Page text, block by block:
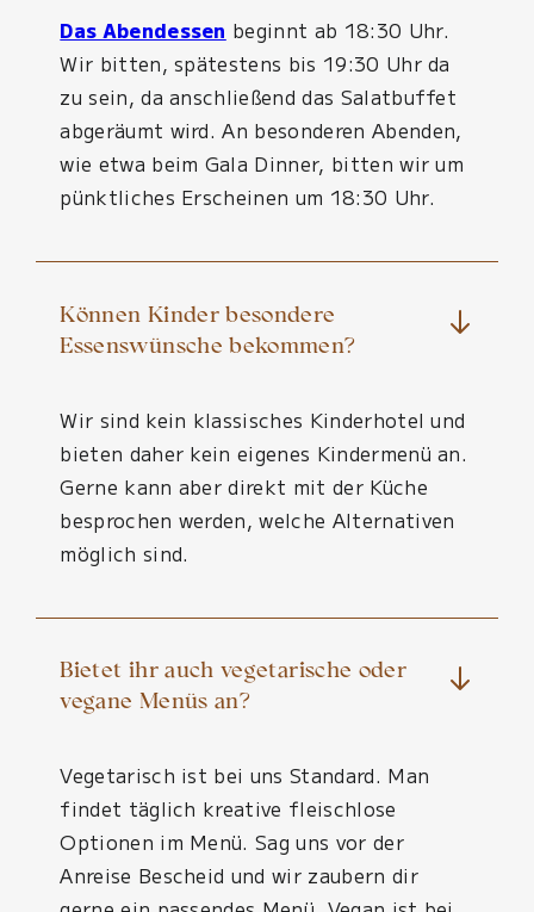
Das Abendessen beginnt ab 18:30 Uhr.
Wir bitten, spätestens bis 19:30 Uhr da
zu sein, da anschließend das Salatbuffet
abgeräumt wird. An besonderen Abenden,
wie etwa beim Gala Dinner, bitten wir um
pünktliches Erscheinen um 18:30 Uhr.
Können Kinder besondere
Essenswünsche bekommen?
Wir sind kein klassisches Kinderhotel und
bieten daher kein eigenes Kindermenü an.
Gerne kann aber direkt mit der Küche
besprochen werden, welche Alternativen
möglich sind.
Bietet ihr auch vegetarische oder
vegane Menüs an?
Vegetarisch ist bei uns Standard. Man
findet täglich kreative fleischlose
Optionen im Menü. Sag uns vor der
Anreise Bescheid und wir zaubern dir